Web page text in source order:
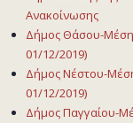
Ανακοίνωσης
Δήμος Θάσου-Μέση
01/12/2019)
Δήμος Νέστου-
01/12/2019)
Δήμος Παγγαίου-